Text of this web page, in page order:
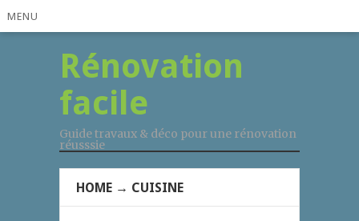
MENU
Rénovation
facile
Guide travaux & déco pour une rénovation
réusssie
HOME → CUISINE